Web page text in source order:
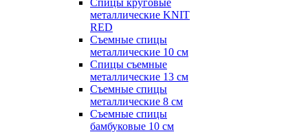
Спицы круговые
металлические KNIT
RED
Съемные спицы
металлические 10 см
Спицы съемные
металлические 13 см
Съемные спицы
металлические 8 см
Съемные спицы
бамбуковые 10 см